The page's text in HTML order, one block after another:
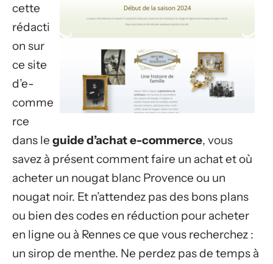
cette
rédacti
on sur
ce site
d’e-
comme
rce
dans le guide d’achat e-commerce, vous
savez à présent comment faire un achat et où
acheter un nougat blanc Provence ou un
nougat noir. Et n’attendez pas des bons plans
ou bien des codes en réduction pour acheter
en ligne ou à Rennes ce que vous recherchez :
un sirop de menthe. Ne perdez pas de temps à